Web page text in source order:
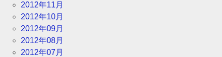
2012年11月
2012年10月
2012年09月
2012年08月
2012年07月